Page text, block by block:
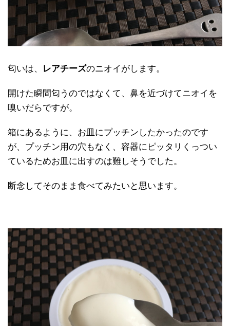
匂いは、 レアチーズのニオイがします。
開けた瞬間匂うのではなくて、鼻を近づけてニオイを
嗅いだらですが。
箱にあるように、お皿にプッチンしたかったのです
が、プッチン用の穴もなく、容器にピッタリくっつい
ているためお皿に出すのは難しそうでした。
断念してそのまま食べてみたいと思います。